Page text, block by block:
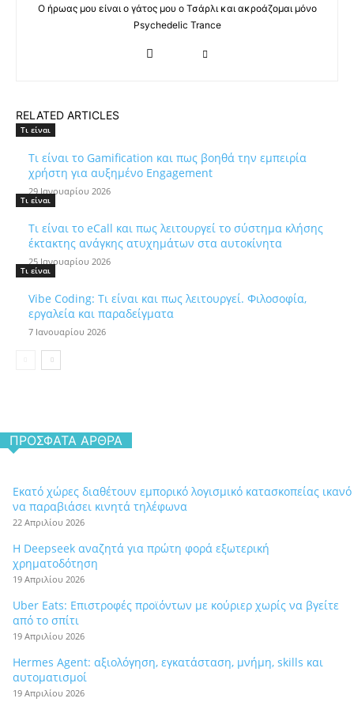
Ο ήρωας μου είναι ο γάτος μου ο Τσάρλι και ακροάζομαι μόνο
Psychedelic Trance
RELATED ARTICLES
Τι είναι
Τι είναι το Gamification και πως βοηθά την εμπειρία
χρήστη για αυξημένο Engagement
29 Ιανουαρίου 2026
Τι είναι
Τι είναι το eCall και πως λειτουργεί το σύστημα κλήσης
έκτακτης ανάγκης ατυχημάτων στα αυτοκίνητα
25 Ιανουαρίου 2026
Τι είναι
Vibe Coding: Τι είναι και πως λειτουργεί. Φιλοσοφία,
εργαλεία και παραδείγματα
7 Ιανουαρίου 2026
ΠΡΌΣΦΑΤΑ ΆΡΘΡΑ
Εκατό χώρες διαθέτουν εμπορικό λογισμικό κατασκοπείας ικανό
να παραβιάσει κινητά τηλέφωνα
22 Απριλίου 2026
Η Deepseek αναζητά για πρώτη φορά εξωτερική
χρηματοδότηση
19 Απριλίου 2026
Uber Eats: Επιστροφές προϊόντων με κούριερ χωρίς να βγείτε
από το σπίτι
19 Απριλίου 2026
Hermes Agent: αξιολόγηση, εγκατάσταση, μνήμη, skills και
αυτοματισμοί
19 Απριλίου 2026